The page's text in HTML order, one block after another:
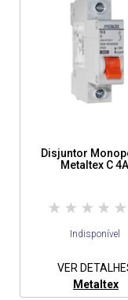
Disjuntor
Metaltex C 4A
Indisponível
VER
Metaltex